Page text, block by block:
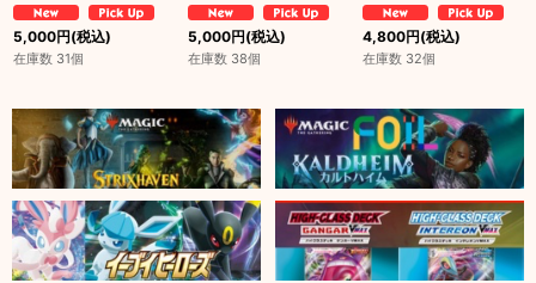
5,000円(税込)
在庫数 31個
5,000円(税込)
在庫数 38個
4,800円(税込)
在庫数 32個